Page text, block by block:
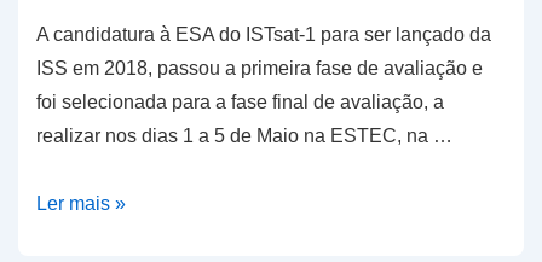
A candidatura à ESA do ISTsat-1 para ser lançado da
ISS em 2018, passou a primeira fase de avaliação e
foi selecionada para a fase final de avaliação, a
realizar nos dias 1 a 5 de Maio na ESTEC, na …
ISTnanosat-
Ler mais »